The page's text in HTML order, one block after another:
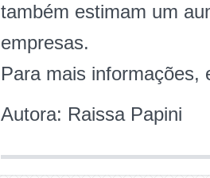
também estimam um
empresas.
Para mais
Autora: Raissa Papini